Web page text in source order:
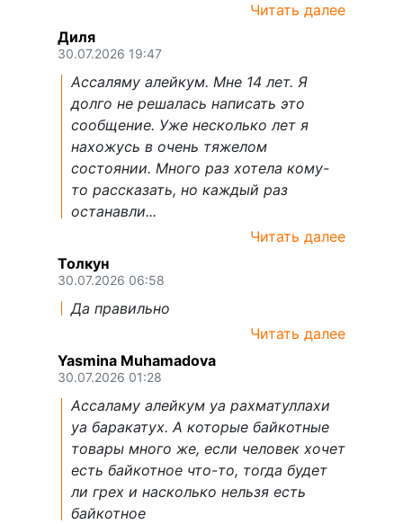
Читать далее
Диля
30.07.2026 19:47
Ассаляму алейкум. Мне 14 лет. Я
долго не решалась написать это
сообщение. Уже несколько лет я
нахожусь в очень тяжелом
состоянии. Много раз хотела кому-
то рассказать, но каждый раз
останавли...
Читать далее
Толкун
30.07.2026 06:58
Да правильно
Читать далее
Yasmina Muhamadova
30.07.2026 01:28
Ассаламу алейкум уа рахматуллахи
уа баракатух. А которые байкотные
товары много же, если человек хочет
есть байкотное что-то, тогда будет
ли грех и насколько нельзя есть
байкотное